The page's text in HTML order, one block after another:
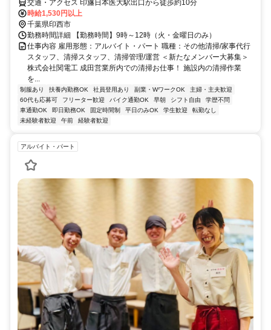
交通・アクセス 印旛日本医大駅出口から徒歩約10分
時給1,530円以上
千葉県印西市
勤務時間詳細 【勤務時間】9時～12時（火・金曜日のみ）
仕事内容 雇用形態：アルバイト・パート 職種：その他清掃/家事代行
スタッフ、清掃スタッフ、清掃管理/運営 ＜新たなメンバー大募集＞
株式会社関電工 成田営業所内での清掃お仕事！ 施設内の清掃作業
を...
制服あり 扶養内勤務OK 社員登用あり 副業・WワークOK
主婦・主夫歓迎
60代も応募可
フリーター歓迎 バイク通勤OK 早朝 シフト自由
学歴不問
車通勤OK
即日勤務OK 固定時間制 平日のみOK 学生歓迎
転勤なし
未経験者歓迎
午前 経験者歓迎
アルバイト・パート